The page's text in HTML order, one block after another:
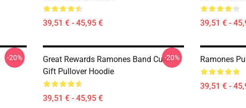
39,51 € - 45,95 € 39,51 € -
-20%
Great Rewards Ramones Band Cute
Gift Pullover Hoodie
39,51 € - 45,95 €
-20% Ramones
39,51 € -